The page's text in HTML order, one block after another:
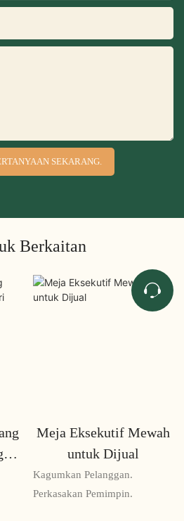
SEKARANG.
Berkaitan
Meja Eksekutif Mewah
untuk Dijual
Kagumkan Pelanggan.
Perkasakan Pemimpin.